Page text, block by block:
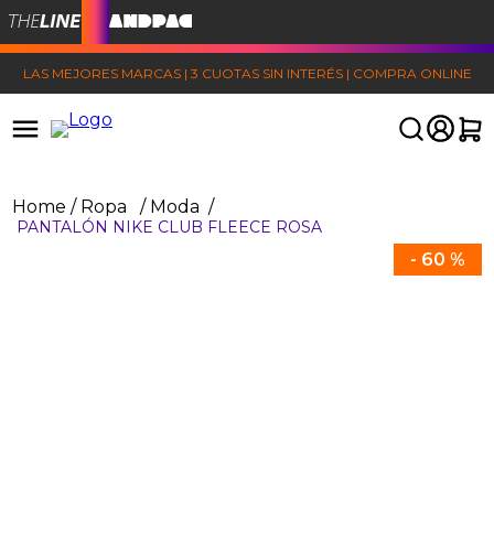
LAS MEJORES MARCAS | 3 CUOTAS SIN INTERÉS | COMPRA ONLINE
Ropa Moda
PANTALÓN NIKE CLUB FLEECE ROSA
- 60 %